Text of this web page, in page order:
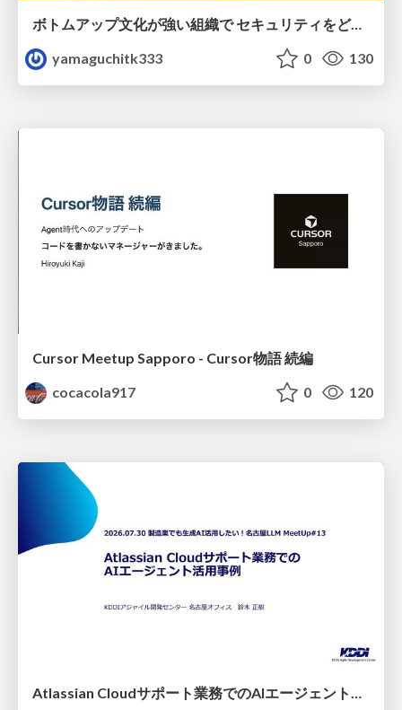
ボトムアップ文化が強い組織で セキュリティをどう根付かせていくかの現在進行形の話 / Making Security Stick in a Bottom-Up Organization
yamaguchitk333
0 130
Cursor Meetup Sapporo - Cursor物語 続編
cocacola917
0 120